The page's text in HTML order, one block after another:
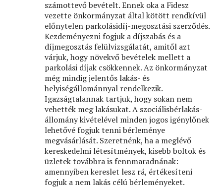
számottevő bevételt. Ennek oka a Fidesz
vezette önkormányzat által kötött rendkívül
előnytelen parkolásidíj-megosztási szerződés.
Kezdeményezni fogjuk a díjszabás és a
díjmegosztás felülvizsgálatát, amitől azt
várjuk, hogy növekvő bevételek mellett a
parkolási díjak csökkennek. Az önkormányzat
még mindig jelentős lakás- és
helyiségállománnyal rendelkezik.
Igazságtalannak tartjuk, hogy sokan nem
vehették meg lakásukat. A szociálisbérlakás-
állomány kivételével minden jogos igénylőnek
lehetővé fogjuk tenni bérleménye
megvásárlását. Szeretnénk, ha a meglévő
kereskedelmi létesítmények, kisebb boltok és
üzletek továbbra is fennmaradnának:
amennyiben kereslet lesz rá, értékesíteni
fogjuk a nem lakás célú bérleményeket.